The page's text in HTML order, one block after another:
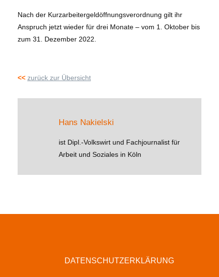
Nach der Kurzarbeitergeldöffnungsverordnung gilt ihr
Anspruch jetzt wieder für drei Monate – vom 1. Oktober bis
zum 31. Dezember 2022.
<< zurück zur Übersicht
Hans Nakielski
ist Dipl.-Volkswirt und Fachjournalist für
Arbeit und Soziales in Köln
DATENSCHUTZERKLÄRUNG